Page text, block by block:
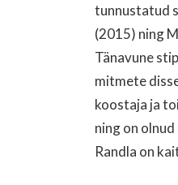
tunnustatud
(2015) ning
Tänavune
mitmete
koostaja ja
ning on
Randla on